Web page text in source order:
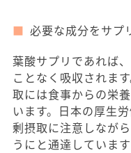
必要な成分をサプ
葉酸サプリであれば
ことなく吸収されま
取には食事からの栄
います。日本の厚生
剰摂取に注意しなが
うにと通達しています